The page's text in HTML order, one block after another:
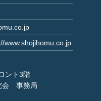
www.shojihomu.co.jp
ント3階
会 事務局